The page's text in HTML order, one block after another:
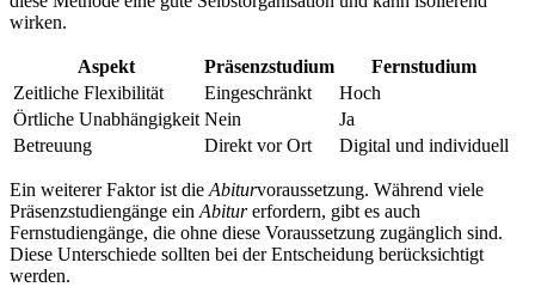
wirken.
Aspekt Präsenzstudium
Fernstudium
Zeitliche Flexibilität
Eingeschränkt
Hoch
Örtliche Unabhängigkeit Nein
Ja
Betreuung
Direkt vor Ort Digital und individuell
Ein weiterer Faktor ist die Abiturvoraussetzung. Während viele
Präsenzstudiengänge ein Abiturerfordern, gibt es auch
Fernstudiengänge, die ohne diese Voraussetzung zugänglich sind.
Diese Unterschiede sollten bei der Entscheidung berücksichtigt
werden.